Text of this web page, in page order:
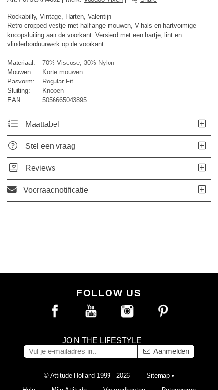
Rockabilly, Vintage, Harten, Valentijn
Retro cropped vestje met halflange mouwen, V-hals en hartvormige
knoopsluiting aan de voorkant. Versierd met een hartje, lint en
vlinderborduurwerk op de voorkant.
Materiaal:
70% Viscose, 30% Nylon
Mouwen:
Korte mouwen
Pasvorm:
Regular Fit
Sluiting:
Knopen
EAN:
5056665043895
Maattabel
Stel een vraag
Reviews
Voorraadnotificatie
FOLLOW US
JOIN THE LIFESTYLE
Aanmelden
© Attitude Holland 1999 - 2026 Sitemap •